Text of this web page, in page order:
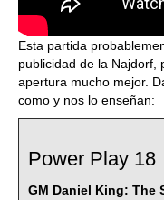
Esta partida
publicidad de la Najdorf,
apertura mucho mejor.
como y nos lo enseñan:
Power Play 18
GM Daniel King: The